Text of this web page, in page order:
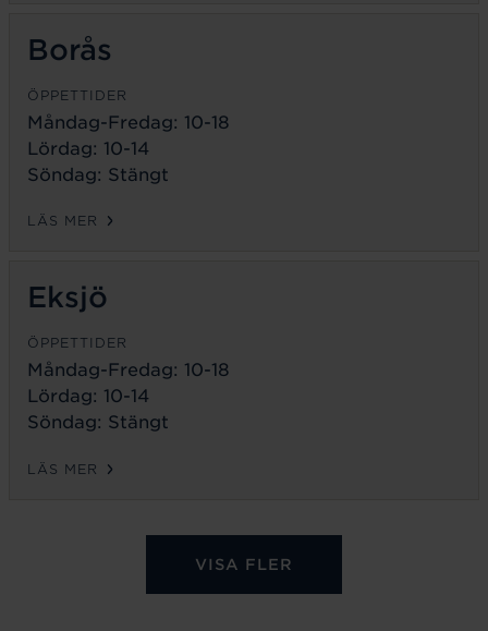
Borås
ÖPPETTIDER
Måndag-Fredag: 10-18
Lördag: 10-14
Söndag: Stängt
LÄS MER
Eksjö
ÖPPETTIDER
Måndag-Fredag: 10-18
Lördag: 10-14
Söndag: Stängt
LÄS MER
VISA FLER